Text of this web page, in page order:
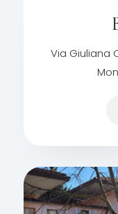
Via Giuliana